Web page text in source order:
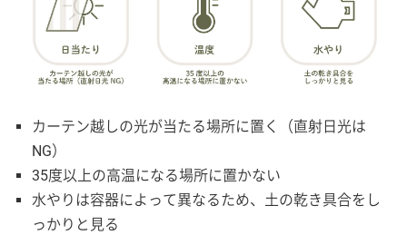
カーテン越しの光が当たる場所に置く（直射日光は
NG）
35度以上の高温になる場所に置かない
水やりは容器によって異なるため、土の乾き具合をし
っかりと見る